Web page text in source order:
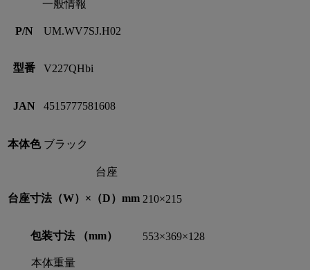
一般情報
P/N UM.WV7SJ.H02
型番 V227QHbi
JAN 4515777581608
本体色 ブラック
台座
台座寸法（W）×（D）mm 210×215
包装寸法 （mm） 553×369×128
本体重量